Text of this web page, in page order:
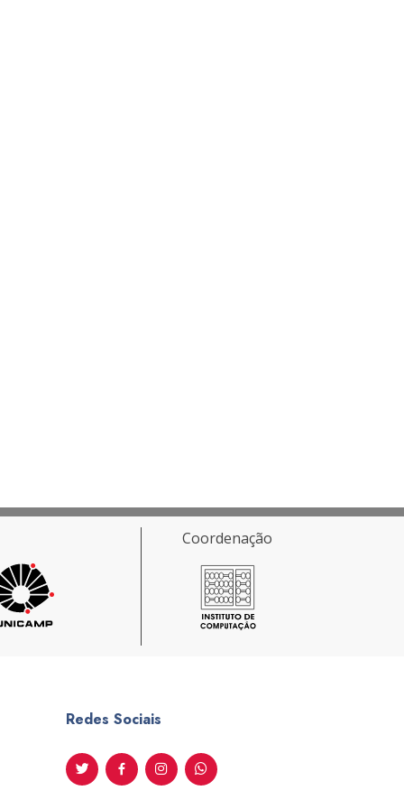
Coordenação
Redes Sociais